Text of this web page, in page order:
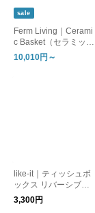
sale
Ferm Living｜Cerami
c Basket（セラミック
バスケット/センター
ピース） 日本正規販
10,010円～
like-it｜ティッシュボ
ックス リバーシブル
木蓋
3,300円